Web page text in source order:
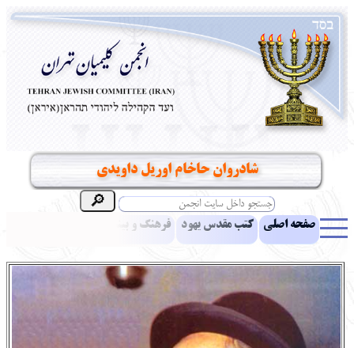
شادروان حاخام اوریل داویدی
صفحه اصلی کتب مقدس یهود فرهنگ و بینش یهود
ادبیات آموزش زبان عبری معرفی کتاب بناهای تاریخی
نشریه افق بینا نرم‌افزار تحقیق آلبوم عکس
نهاد های انجمن تماس باما پرسش و پاسخ انتقادات و پیشنهادات